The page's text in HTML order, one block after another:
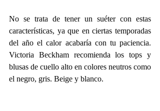
No se trata de tener un suéter con estas
características, ya que en ciertas temporadas
del año el calor acabaría con tu paciencia.
Victoria Beckham recomienda los tops y
blusas de cuello alto en colores neutros como
el negro, gris. Beige y blanco.